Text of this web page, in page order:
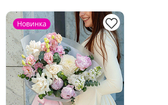
Новинка